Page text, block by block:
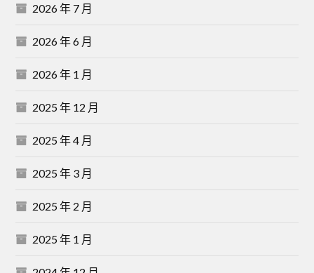
2026 年 7 月
2026 年 6 月
2026 年 1 月
2025 年 12 月
2025 年 4 月
2025 年 3 月
2025 年 2 月
2025 年 1 月